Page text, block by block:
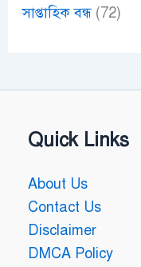
সাপ্তাহিক বন্ধ(72)
Quick Links
About Us
Contact Us
Disclaimer
DMCA Policy